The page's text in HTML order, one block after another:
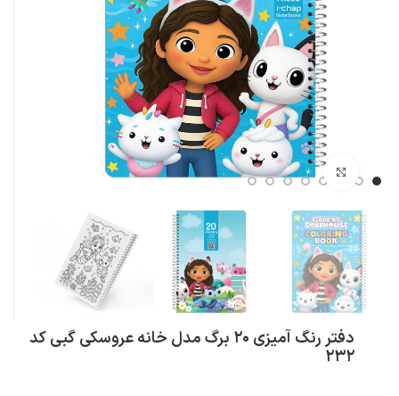
بزرگنمایی تصویر
دفتر رنگ آمیزی ۲۰ برگ مدل خانه عروسکی گبی کد
232